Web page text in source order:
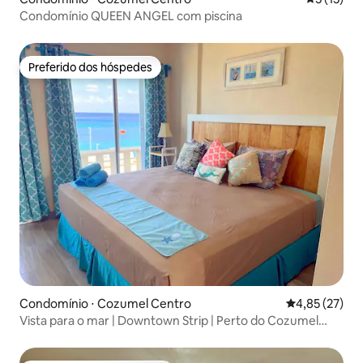
Condomínio QUEEN ANGEL com piscina
Preferido dos hóspedes
Preferido dos hóspedes
Condomínio ⋅ Cozumel Centro 4,85 de uma
4,85 (27)
Vista para o mar | Downtown Strip | Perto do Cozumel